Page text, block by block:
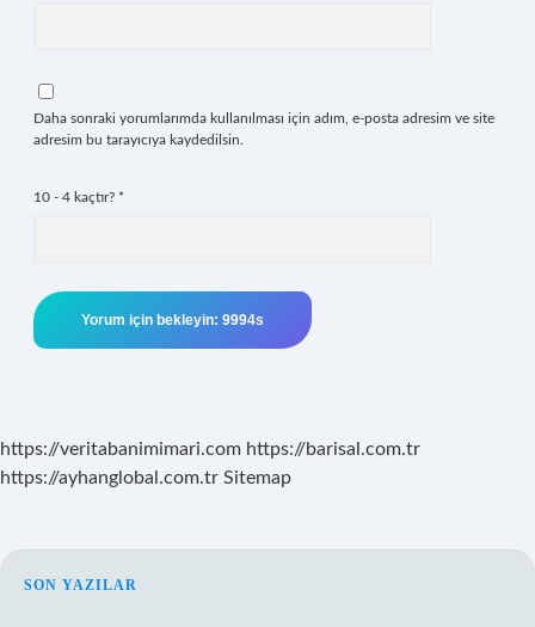
Daha sonraki yorumlarımda kullanılması için adım, e-posta adresim ve site
adresim bu tarayıcıya kaydedilsin.
10 - 4 kaçtır? *
https://veritabanimimari.com https://barisal.com.tr
https://ayhanglobal.com.tr Sitemap
SIDEBAR
SON YAZILAR